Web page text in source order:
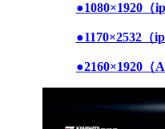
●1080×1920（
●1170×2532（
●2160×1920（